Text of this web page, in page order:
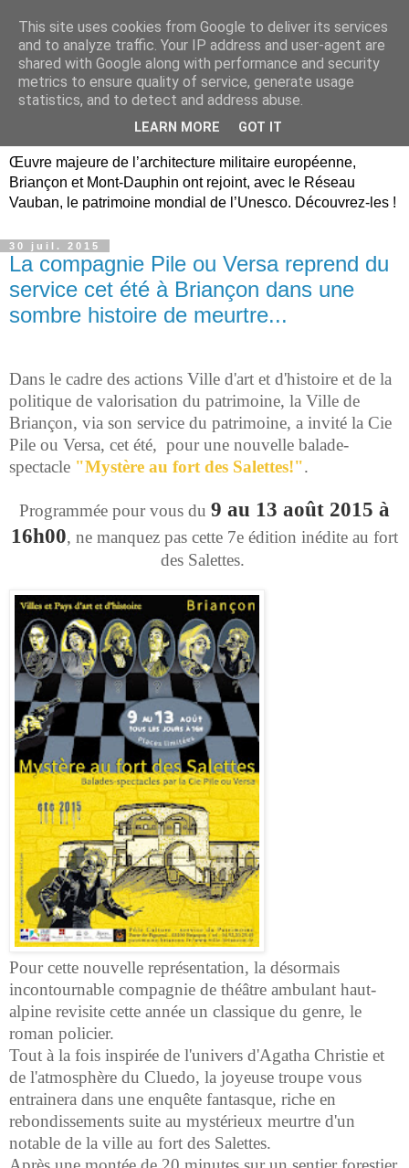
Briançon, Mont-Dauphin,
Vauban Unesco Hautes-
Œuvre majeure de l’architecture militaire européenne,
Briançon et Mont-Dauphin ont rejoint, avec le Réseau
Vauban, le patrimoine mondial de l’Unesco. Découvrez-les !
30 juil. 2015
La compagnie Pile ou Versa reprend du
service cet été à Briançon dans une
sombre histoire de meurtre...
Dans le cadre des actions Ville d'art et d'histoire et de la
politique de valorisation du patrimoine, la Ville de
Briançon, via son service du patrimoine, a invité la Cie
Pile ou Versa, cet été, pour une nouvelle balade-
spectacle "Mystère au fort des Salettes!".
Programmée pour vous du 9 au 13 août 2015 à
16h00, ne manquez pas cette 7e édition inédite au fort
des Salettes.
Pour cette nouvelle représentation, la désormais
incontournable compagnie de théâtre ambulant haut-
alpine revisite cette année un classique du genre, le
roman policier.
Tout à la fois inspirée de l'univers d'Agatha Christie et
de l'atmosphère du Cluedo, la joyeuse troupe vous
entrainera dans une enquête fantasque, riche en
rebondissements suite au mystérieux meurtre d'un
notable de la ville au fort des Salettes.
This site uses cookies from Google to deliver its services
and to analyze traffic. Your IP address and user-agent are
shared with Google along with performance and security
metrics to ensure quality of service, generate usage
statistics, and to detect and address abuse.
LEARN MORE GOT IT